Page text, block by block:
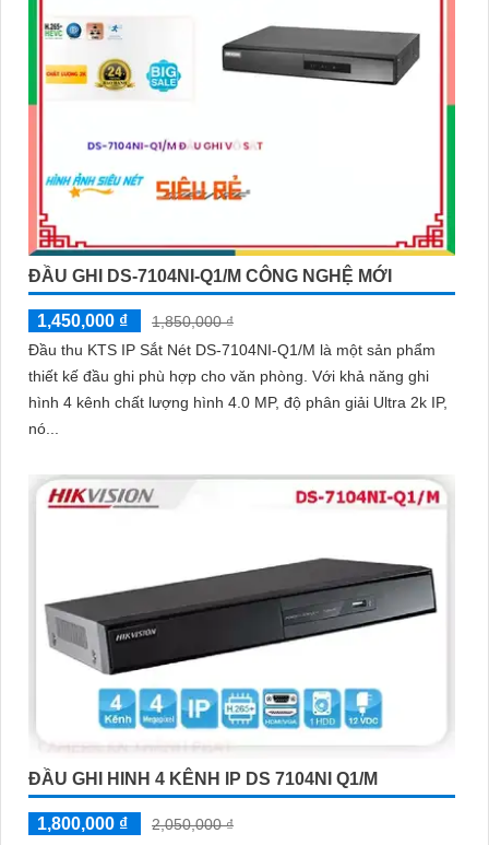
ĐẦU GHI DS-7104NI-Q1/M CÔNG NGHỆ MỚI
1,450,000 ₫
1,850,000 ₫
Đầu thu KTS IP Sắt Nét DS-7104NI-Q1/M là một sản phẩm
thiết kế đầu ghi phù hợp cho văn phòng. Với khả năng ghi
hình 4 kênh chất lượng hình 4.0 MP, độ phân giải Ultra 2k IP,
nó...
ĐẦU GHI HINH 4 KÊNH IP DS 7104NI Q1/M
1,800,000 ₫
2,050,000 ₫